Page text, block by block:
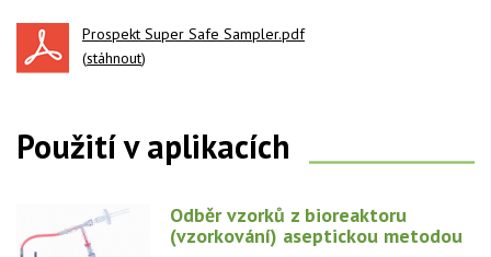
Prospekt Super Safe Sampler.pdf
(stáhnout)
Použití v aplikacích
Odběr vzorků z bioreaktoru
(vzorkování) aseptickou metodou